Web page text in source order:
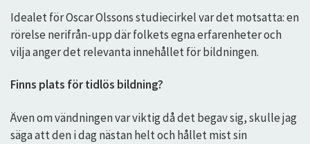
Idealet för Oscar Olssons studiecirkel var det motsatta: en
rörelse nerifrån-upp där folkets egna erfarenheter och
vilja anger det relevanta innehållet för bildningen.
Finns plats för tidlös bildning?
Även om vändningen var viktig då det begav sig, skulle jag
säga att den i dag nästan helt och hållet mist sin